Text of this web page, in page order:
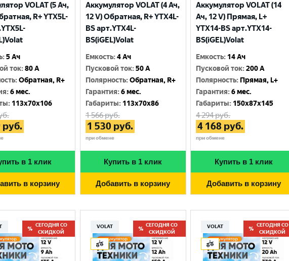
VOLAT (5 Ач,
R+ YTX5L-
:5 Ач
ток:80 A
:Обратная, R+
:6 мес.
: 113x70x106
руб.
в 1 клик
в корзину
Аккумулятор VOLAT (4 Ач,
12 V) Обратная, R+ YTX4L-
BS арт.YTX4L-
BS(iGEL)Volat
Емкость:4 Ач
Пусковой ток:50 A
Полярность:Обратная, R+
Гарантия:6 мес.
Габариты: 113x70x86
1 566руб.
1 530 руб.
при обмене
Купить в 1 клик
Добавить в корзину
Аккумулятор VOLAT (14
Ач, 12 V) Прямая, L+
YTX14-BS арт.YTX14-
BS(iGEL)Volat
Емкость: 14 Ач
Пусковой ток:200 A
Полярность: Прямая, L+
Гарантия:6 мес.
Габариты: 150x87x145
4 294руб.
4 168 руб.
при обмене
Купить в 1 клик
Добавить в корзину
СЕГОДНЯ СО
СКИДКОЙ
VOLAT
СЕГОДНЯ СО
СКИДКОЙ
VOLAT
СЕГОДНЯ СО
СКИДКОЙ
Выберите ваш город
Великий Новгород
Москва
Санкт-Петербург
Смоленск